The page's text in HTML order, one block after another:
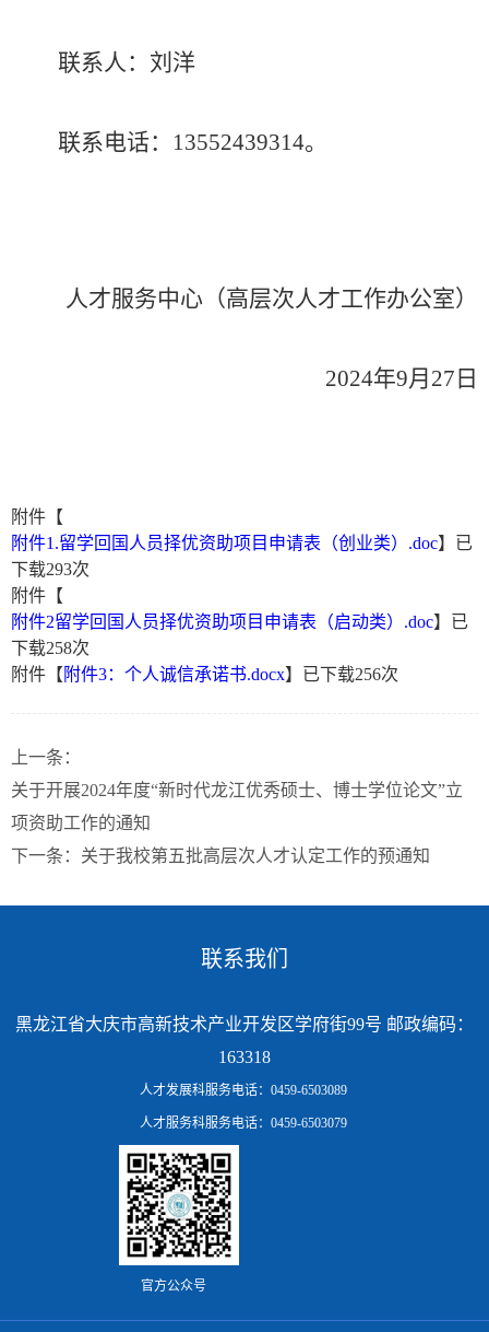
联系人： 刘洋
联系电话： 13552439314。
人才服务中心（高层次人才工作办公室）
2024年9月 27 日
附件【
附件1.留学回国人员择优资助项目申请表（创业类）.doc】已
下载293次
附件【
附件2留学回国人员择优资助项目申请表（启动类）.doc】已
下载258次
附件【 附件3：个人诚信承诺书.docx】已下载256次
上一条：
关于开展2024年度“新时代龙江优秀硕士、博士学位论文”立
项资助工作的通知
下一条： 关于我校第五批高层次人才认定工作的预通知
联系我们
黑龙江省大庆市高新技术产业开发区学府街99号 邮政编码：
163318
人才发展科服务电话：0459-6503089
人才服务科服务电话：0459-6503079
官方公众号